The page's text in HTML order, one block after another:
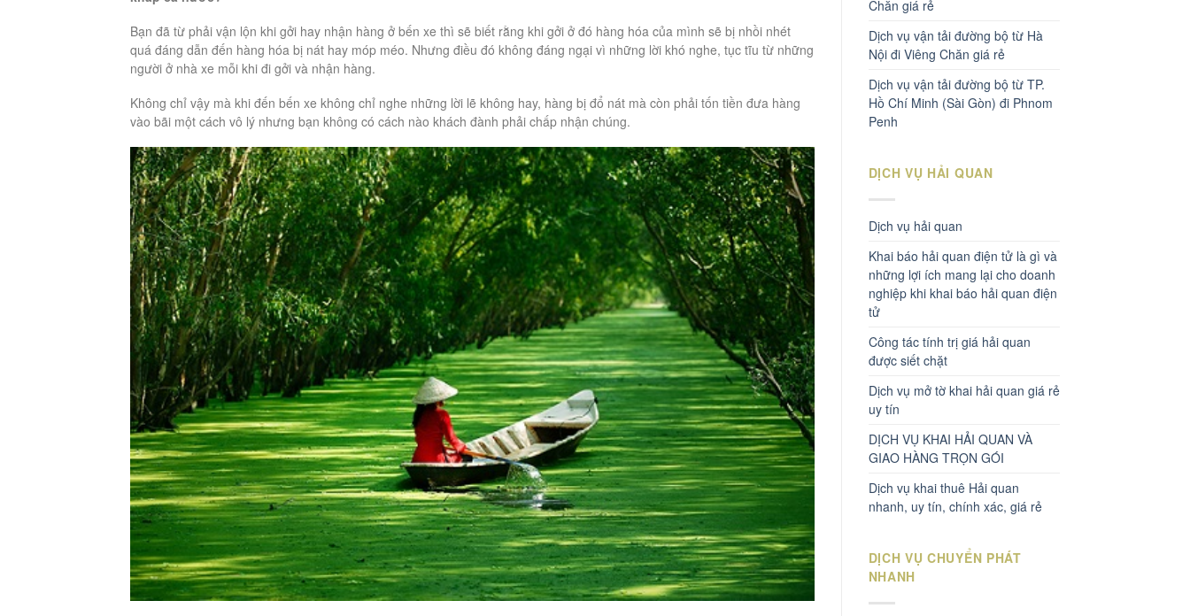
Bạn đã từ phải vận lộn khi gởi hay nhận hàng ở bến xe thì sẽ biết rằng khi gởi ở đó hàng hóa của mình sẽ bị nhồi nhét
quá đáng dẫn đến hàng hóa bị nát hay móp méo. Nhưng điều đó không đáng ngại vì những lời khó nghe, tục tĩu từ những
người ở nhà xe mỗi khi đi gởi và nhận hàng.
Không chỉ vậy mà khi đến bến xe không chỉ nghe những lời lẽ không hay, hàng bị đổ nát mà còn phải tốn tiền đưa hàng
vào bãi một cách vô lý nhưng bạn không có cách nào khách đành phải chấp nhận chúng.
Chăn giá rẻ
Dịch vụ vận tải đường bộ từ Hà
Nội đi Viêng Chăn giá rẻ
Dịch vụ vận tải đường bộ từ TP.
Hồ Chí Minh (Sài Gòn) đi Phnom
Penh
DỊCH VỤ HẢI QUAN
Dịch vụ hải quan
Khai báo hải quan điện tử là gì và
những lợi ích mang lại cho doanh
nghiệp khi khai báo hải quan điện
tử
Công tác tính trị giá hải quan
được siết chặt
Dịch vụ mở tờ khai hải quan giá rẻ
uy tín
DỊCH VỤ KHAI HẢI QUAN VÀ
GIAO HÀNG TRỌN GÓI
Dịch vụ khai thuê Hải quan
nhanh, uy tín, chính xác, giá rẻ
DỊCH VỤ CHUYỂN PHÁT
NHANH